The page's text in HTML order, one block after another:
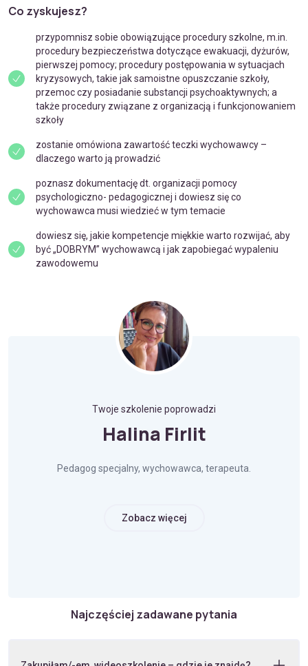
Co zyskujesz?
przypomnisz sobie obowiązujące procedury szkolne, m.in.
procedury bezpieczeństwa dotyczące ewakuacji, dyżurów,
pierwszej pomocy; procedury postępowania w sytuacjach
kryzysowych, takie jak samoistne opuszczanie szkoły,
przemoc czy posiadanie substancji psychoaktywnych; a
także procedury związane z organizacją i funkcjonowaniem
szkoły
zostanie omówiona zawartość teczki wychowawcy –
dlaczego warto ją prowadzić
poznasz dokumentację dt. organizacji pomocy
psychologiczno- pedagogicznej i dowiesz się co
wychowawca musi wiedzieć w tym temacie
dowiesz się, jakie kompetencje miękkie warto rozwijać, aby
być „DOBRYM” wychowawcą i jak zapobiegać wypaleniu
zawodowemu
Twoje szkolenie poprowadzi
Halina Firlit
Pedagog specjalny, wychowawca, terapeuta.
Zobacz więcej
Najczęściej zadawane pytania